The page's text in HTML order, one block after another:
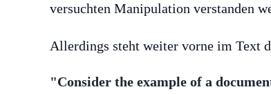
versuchten Manipulation verstanden
Allerdings steht weiter vorne im Text
"Consider the example of a